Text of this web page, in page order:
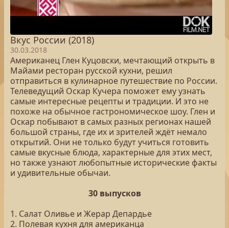
Вкус России (2018)
30.03.2018
Американец Глен Куцовски, мечтающий открыть в
Майами ресторан русской кухни, решил
отправиться в кулинарное путешествие по России.
Телеведущий Оскар Кучера поможет ему узнать
самые интересные рецепты и традиции. И это не
похоже на обычное гастрономическое шоу. Глен и
Оскар побывают в самых разных регионах нашей
большой страны, где их и зрителей ждёт немало
открытий. Они не только будут учиться готовить
самые вкусные блюда, характерные для этих мест,
но также узнают любопытные исторические факты
и удивительные обычаи.
30 выпусков
1. Салат Оливье и Жерар Депардье
2. Полевая кухня для американца